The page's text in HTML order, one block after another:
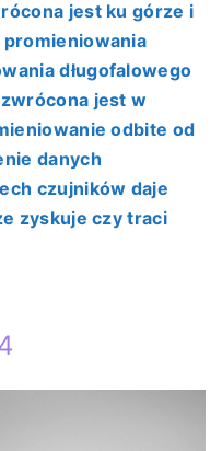
jest ku górze i
długofalowego
jest w
odbite od
danych
czujników daje
zyskuje czy traci